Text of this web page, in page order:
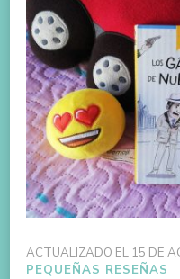
ACTUALIZADO EL 15 DE
PEQUEÑAS RESEÑAS